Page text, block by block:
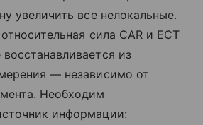
увеличить все нелокальные.
сила CAR и ECT
из
— независимо от
Необходим
информации: